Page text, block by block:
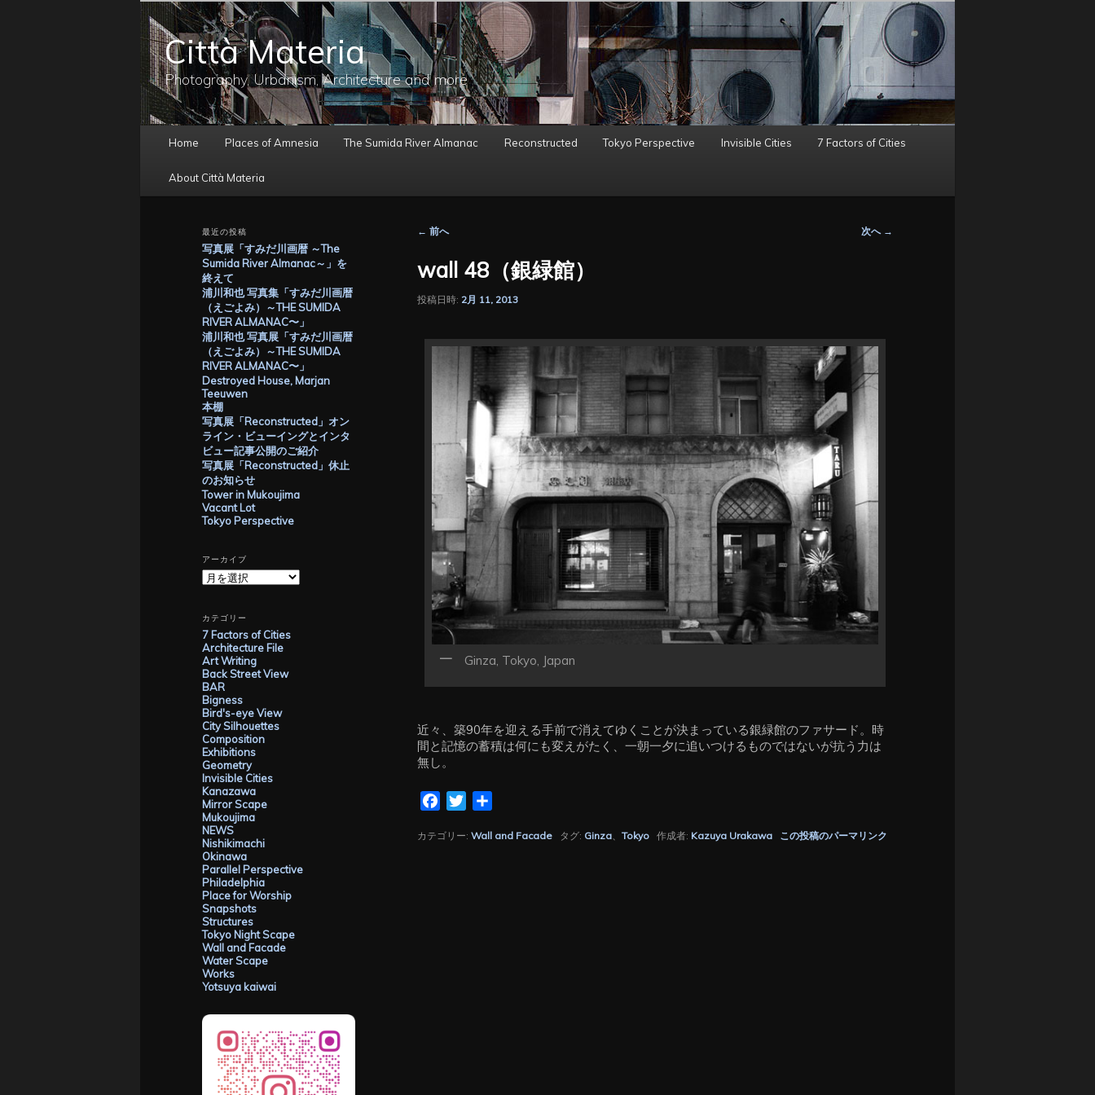
Città Materia
Photography, Urbanism, Architecture and more
ニ
Home Places of Amnesia The Sumida River Almanac Reconstructed Tokyo Perspective Invisible Cities 7 Factors of Cities
About Città Materia
投
ナ
ビ
ゲ
← 前へ 次へ →
wall 48（銀緑館）
投稿日時: 2月 11, 2013
Ginza, Tokyo, Japan
近々、築90年を迎える手前で消えてゆくことが決まっている銀緑館のファサード。時
間と記憶の蓄積は何にも変えがたく、一朝一夕に追いつけるものではないが抗う力は
無し。
FacebookTwitter
カテゴリー: Wall and Facade タグ: Ginza Tokyo 作成者: Kazuya Urakawa この投稿のパーマリンク
最近の投稿
写真展「すみだ川画暦 ～The
Sumida River Almanac～」を
終えて
浦川和也 写真集「すみだ川画暦
（えごよみ）～THE SUMIDA
RIVER ALMANAC〜」
浦川和也 写真展「すみだ川画暦
（えごよみ）～THE SUMIDA
RIVER ALMANAC〜」
Destroyed House, Marjan
Teeuwen
本棚
写真展「Reconstructed」オン
ライン・ビューイングとインタ
ビュー記事公開のご紹介
写真展「Reconstructed」休止
のお知らせ
Tower in Mukoujima
Vacant Lot
Tokyo Perspective
アーカイブ
ア
ー
イ
ブ
カテゴリー
7 Factors of Cities
Architecture File
Art Writing
Back Street View
BAR
Bigness
Bird's-eye View
City Silhouettes
Composition
Exhibitions
Geometry
Invisible Cities
Kanazawa
Mirror Scape
Mukoujima
NEWS
Nishikimachi
Okinawa
Parallel Perspective
Philadelphia
Place for Worship
Snapshots
Structures
Tokyo Night Scape
Wall and Facade
Water Scape
Works
Yotsuya kaiwai